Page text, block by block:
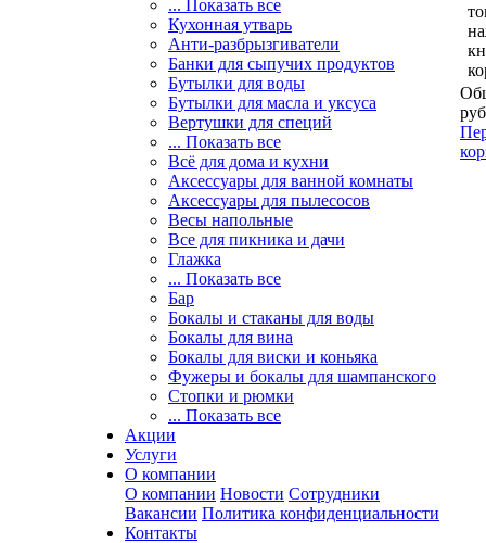
... Показать все
Кухонная утварь
Анти-разбрызгиватели
Банки для сыпучих продуктов
Бутылки для воды
Бутылки для масла и уксуса
Вертушки для специй
... Показать все
Всё для дома и кухни
Аксессуары для ванной комнаты
Аксессуары для пылесосов
Весы напольные
Все для пикника и дачи
Глажка
... Показать все
Бар
Бокалы и стаканы для воды
Бокалы для вина
Бокалы для виски и коньяка
Фужеры и бокалы для шампанского
Стопки и рюмки
... Показать все
Акции
Услуги
О компании
О компании Новости Сотрудники
Вакансии Политика конфиденциальности
Контакты